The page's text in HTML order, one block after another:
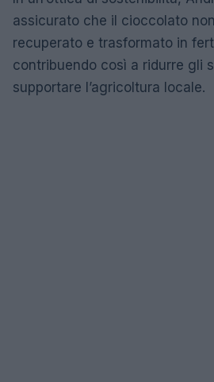
assicurato che il cioccolato
recuperato e trasformato in
contribuendo così a ridurre gli
supportare l’agricoltura locale.